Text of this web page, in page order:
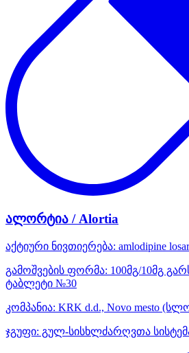
ალორტია / Alortia
აქტიური ნივთიერება: amlodipine
გამოშვების ფორმა: 100მგ/10მგ
ტაბლეტი №30
კომპანია: KRK d.d., Novo mesto
ჯგუფი: გულ-სისხლძარღვთა